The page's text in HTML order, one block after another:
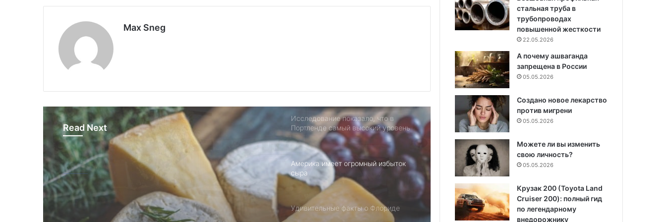
Max Sneg
Read Next
США
13.06.2025
Америка имеет огромный
Исследование показало, что в
Портленде самый высокий уровень
угона автомобилей на душу
населения в США
Америка имеет огромный избыток
сыра
Удивительные факты о Флориде
стальная труба в
трубопроводах
повышенной жесткости
22.05.2026
А почему ашваганда
запрещена в России
05.05.2026
Создано новое лекарство
против мигрени
05.05.2026
Можете ли вы изменить
свою личность?
05.05.2026
Крузак 200 (Toyota Land
Cruiser 200): полный гид
по легендарному
внедорожнику